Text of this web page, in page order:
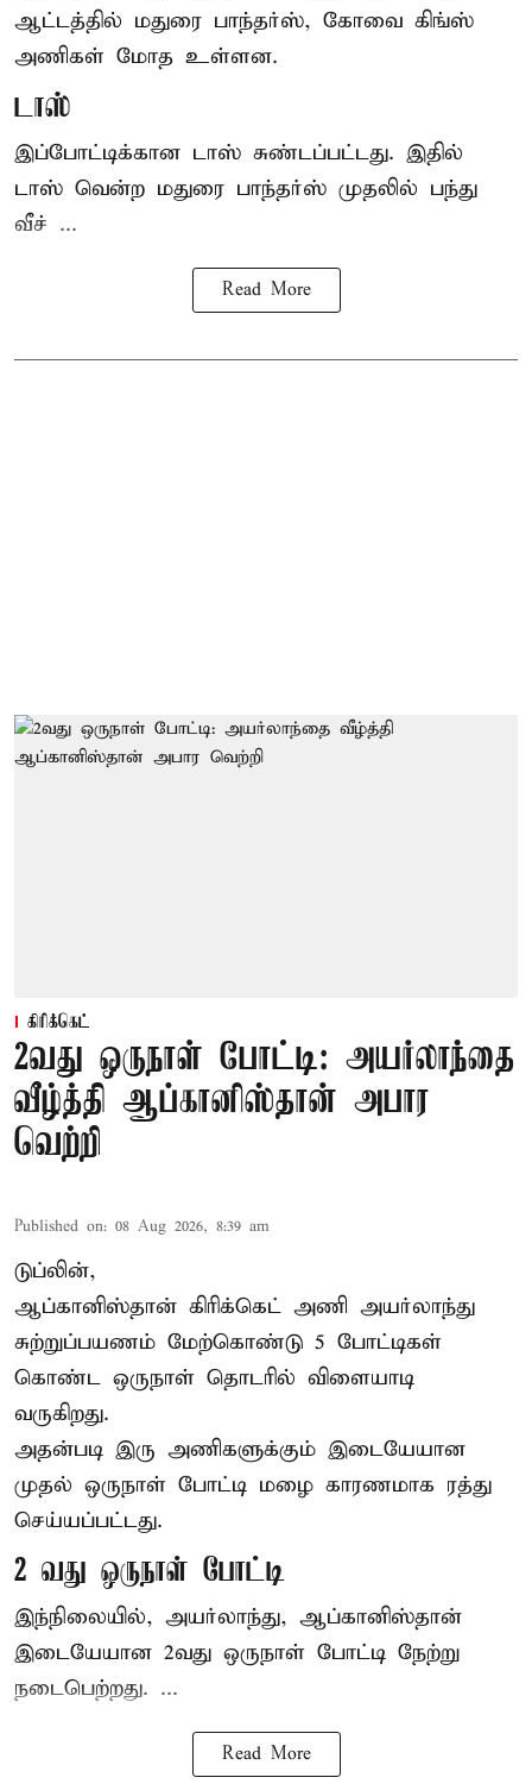
ஆட்டத்தில் மதுரை பாந்தர்ஸ், கோவை கிங்ஸ்
அணிகள் மோத உள்ளன.
டாஸ்
இப்போட்டிக்கான டாஸ் சுண்டப்பட்டது. இதில்
டாஸ் வென்ற மதுரை பாந்தர்ஸ் முதலில் பந்து
வீச் ...
Read More
கிரிக்கெட்
2வது ஒருநாள் போட்டி: அயர்லாந்தை
வீழ்த்தி ஆப்கானிஸ்தான் அபார
வெற்றி
Published on: 08 Aug 2026, 8:39 am
டுப்லின்,
ஆப்கானிஸ்தான் கிரிக்கெட் அணி அயர்லாந்து
சுற்றுப்பயணம் மேற்கொண்டு 5 போட்டிகள்
கொண்ட ஒருநாள் தொடரில் விளையாடி
வருகிறது.
அதன்படி இரு அணிகளுக்கும் இடையேயான
முதல் ஒருநாள் போட்டி மழை காரணமாக ரத்து
செய்யப்பட்டது.
2 வது ஒருநாள் போட்டி
இந்நிலையில், அயர்லாந்து, ஆப்கானிஸ்தான்
இடையேயான 2வது ஒருநாள் போட்டி நேற்று
நடைபெற்றது. ...
Read More